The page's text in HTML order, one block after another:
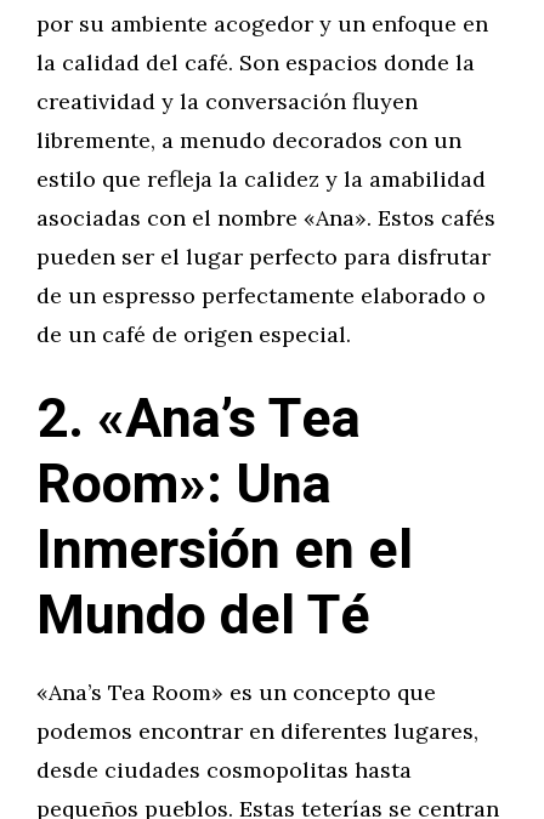
por su ambiente acogedor y un enfoque en
la calidad del café. Son espacios donde la
creatividad y la conversación fluyen
libremente, a menudo decorados con un
estilo que refleja la calidez y la amabilidad
asociadas con el nombre «Ana». Estos cafés
pueden ser el lugar perfecto para disfrutar
de un espresso perfectamente elaborado o
de un café de origen especial.
2. «Ana’s Tea
Room»: Una
Inmersión en el
Mundo del Té
«Ana’s Tea Room» es un concepto que
podemos encontrar en diferentes lugares,
desde ciudades cosmopolitas hasta
pequeños pueblos. Estas teterías se centran